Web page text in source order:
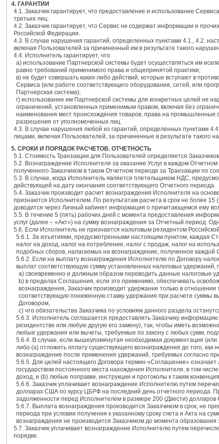
4. ГАРАНТИИ
4.1. Заказчик гарантирует, что предоставление и использование
третьих лиц.
4.2. Заказчик гарантирует, что Сервис не содержат информации и
Российской Федерации.
4.3. В случае нарушения гарантий, определенных пунктами 4.1., 4.2.
включая Пользователей за причиненный им в результате такого
4.4. Исполнитель гарантирует, что
a) использование Партнерской системы будет осуществляться им
равно требований применимого права и общепринятой практики;
в) не будет совершать каких-либо действий, которые вступают в
Сервиса (или работе соответствующего оборудования, сетей, или
Партнерская система);
г) использование им Партнерской системы для конкретных целей не
ограничений, установленных применимым правом, включая без
наименования мест происхождения товаров, права на
разрешения от уполномоченных лиц.
4.3. В случае нарушения любой из гарантий, определенных пунктами
лицами, включая Пользователей, за причиненные в результате такого
5. СРОКИ И ПОРЯДОК РАСЧЕТОВ. ОТЧЕТНОСТЬ
5.1. Стоимость Транзакции для Пользователей определяется
5.2. Вознаграждение Исполнителя за оказание Услуг в каждом
полученного Заказчиком в таком Отчетном периоде за Транзакции по
5.3. В случае, когда Исполнитель является плетельщиком НДС,
действующей на дату окончания соответствующего Отчетного периода.
5.4. Заказчик производит расчет вознаграждения Исполнителя на
признаются Исполнителем. По результатам расчета в срок не более
доводится через Личный кабинет информация о причитающемся ему
5.5. В течение 5 (пять) рабочих дней с момента предоставления
услуг (далее – «Акт») на сумму вознаграждения за Отчетный период.
5.6. Если Исполнитель не признается налоговым резидентом
5.6.1. За изъятиями, предусмотренными настоящим пунктом, каждая
налог на доход, налог на потребление, налог с продаж, налог на
подобных сборов, налагаемых на вознаграждение, полученное каждой
5.6.2. Если на выплату вознаграждения Исполнителю по Договору
выплат соответствующую сумму установленных налоговых удержаний,
а) своевременно и должным образом переводить данные налоговые
b) в пределах Соглашения, если это применимо, обеспечивать
вознаграждения, Заказчик производит удержание только в
соответствующую пониженную ставку удержания при расчете суммы
Договором,
c) что обязательства Заказчика по условиям данного раздела
5.6.3. Исполнитель соглашается предоставлять Заказчику
резидентстве или любую другую его замену), так, чтобы иметь
любые удержания или вычеты, требуемые по закону с любых сумм,
5.6.4. В случае, если вышеупомянутая необходимая документация
либо (а) отложить оплату существующего вознаграждения до того,
вознаграждение после применения удержаний, требуемых согласно
5.6.5. Для целей настоящего Договора термин «Соглашение»
государством постоянного места нахождения Исполнителя, в том
доход, и (b) любые поправки, инструкции и протоколы к таким
5.6.6. Заказчик уплачивает вознаграждение Исполнителю путем
долларах США по курсу ЦБРФ на последний день отчетного периода.
задолженности перед Исполнителем в размере 200 (Двести)
5.6.7. Выплата вознаграждения производится Заказчиком в срок, не
периода при условии получения к указанному сроку счета и Акта на
вознаграждения не производится Заказчиком до момента
5.7. Заказчик уплачивает вознаграждение Исполнителю путем
порядке.